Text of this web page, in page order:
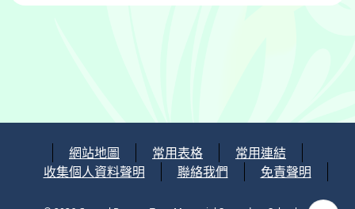
網站地圖 常用表格
常用連結
收集個人資料聲明
聯絡我們 免責聲明